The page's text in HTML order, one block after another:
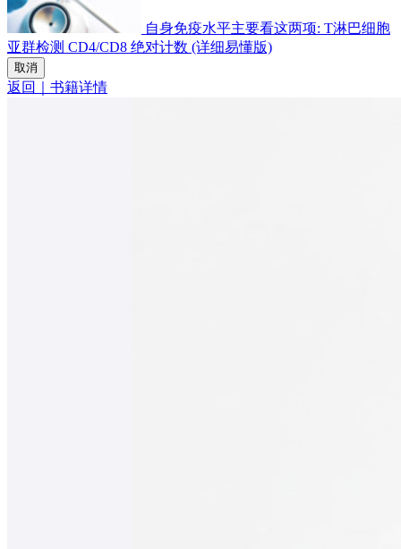
自身免疫水平主要看这两项: T淋巴细胞
亚群检测 CD4/CD8 绝对计数 (详细易懂版)
取消
返回｜书籍详情